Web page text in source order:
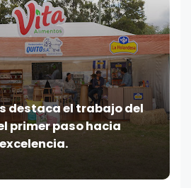
destaca el trabajo del
primer paso hacia